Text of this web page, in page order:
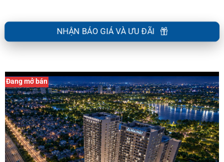
NHẬN BÁO GIÁ VÀ ƯU ĐÃI
Đang mở bán